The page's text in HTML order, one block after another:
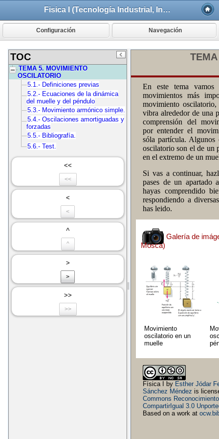
Fisica I (Tecnología Industrial, Ingeniería Mecánica)
Configuración Navegación
TOC
TEMA 5. MOVIMIENTO
OSCILATORIO
5.1.- Definiciones previas
5.2.- Ecuaciones de la dinámica
del muelle y del péndulo
5.3.- Movimiento armónico simple.
5.4.- Oscilaciones amortiguadas y
forzadas
5.5.- Bibliografía.
5.6.- Test.
<<
<<
<
<
^
^
>
>
>>
>>